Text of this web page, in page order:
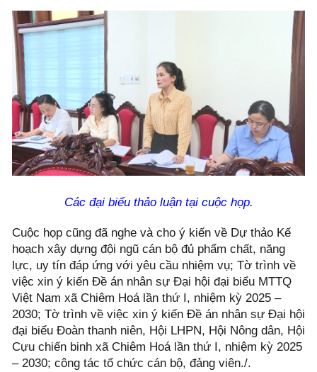
Các đại biểu thảo luận tại cuộc họp.
Cuộc họp cũng đã nghe và cho ý kiến về Dự thảo Kế
hoạch xây dựng đội ngũ cán bộ đủ phẩm chất, năng
lực, uy tín đáp ứng với yêu cầu nhiệm vụ; Tờ trình về
việc xin ý kiến Đề án nhân sự Đại hội đại biểu MTTQ
Việt Nam xã Chiêm Hoá lần thứ I, nhiệm kỳ 2025 –
2030; Tờ trình về việc xin ý kiến Đề án nhân sự Đại hội
đại biểu Đoàn thanh niên, Hội LHPN, Hội Nông dân, Hội
Cựu chiến binh xã Chiêm Hoá lần thứ I, nhiệm kỳ 2025
– 2030; công tác tổ chức cán bộ, đảng viên./.